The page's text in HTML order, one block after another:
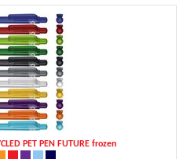
PET PEN FUTURE frozen